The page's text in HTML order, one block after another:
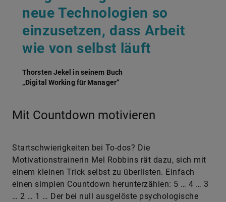
neue Technologien so
einzusetzen, dass Arbeit
wie von selbst läuft
Thorsten Jekel in seinem Buch
„Digital Working für Manager“
Mit Countdown motivieren
Startschwierigkeiten bei To-dos? Die
Motivationstrainerin Mel Robbins rät dazu, sich mit
einem kleinen Trick selbst zu überlisten. Einfach
einen simplen Countdown herunterzählen: 5 … 4 … 3
… 2 … 1 … Der bei null ausgelöste psychologische